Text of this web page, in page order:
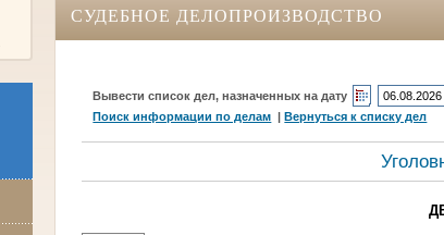
СУДЕБНОЕ ДЕЛОПРОИЗВОДСТВО
Вывести список дел, назначенных на дату
Поиск информации по делам |Вернуться к списку дел